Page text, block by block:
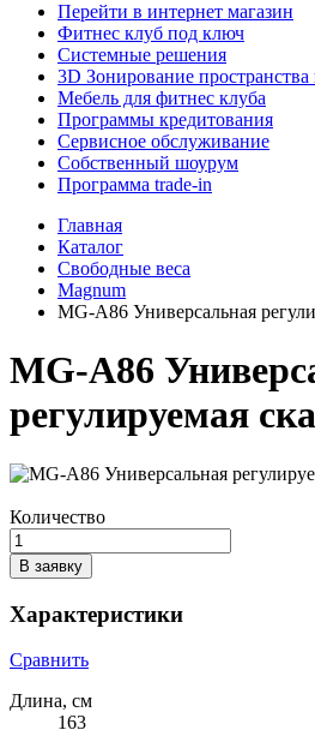
Перейти в интернет магазин
Фитнес клуб под ключ
Системные решения
3D Зонирование пространства
Мебель для фитнес клуба
Программы кредитования
Сервисное обслуживание
Собственный шоурум
Программа trade-in
Главная
Каталог
Свободные веса
Magnum
MG-A86 Универсальная
MG-A86
регулируемая
Количество
В заявку
Характеристики
Сравнить
Длина, см
163